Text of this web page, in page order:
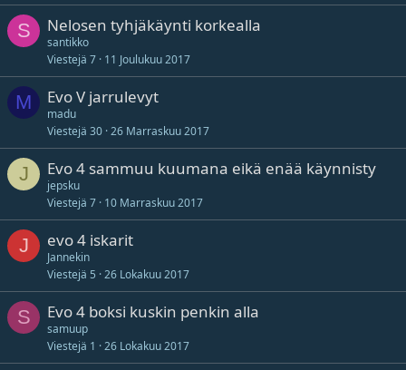
S Nelosen tyhjäkäynti korkealla
santikko
Viestejä 7 11 Joulukuu 2017
M Evo V jarrulevyt
madu
Viestejä 30 26 Marraskuu 2017
J Evo 4 sammuu kuumana eikä enää käynnisty
jepsku
Viestejä 7 10 Marraskuu 2017
J evo 4 iskarit
Jannekin
Viestejä 5 26 Lokakuu 2017
S Evo 4 boksi kuskin penkin alla
samuup
Viestejä 1 26 Lokakuu 2017